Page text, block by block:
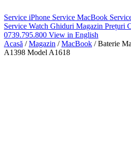
Service iPhone Service MacBook
Service Watch Ghiduri Magazin Prețuri
0739.795.800 View in English
Acasă / Magazin / MacBook / Baterie
A1398 Model A1618